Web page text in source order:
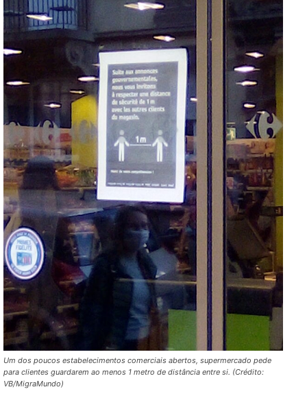
Um dos poucos estabelecimentos comerciais abertos, supermercado pede
para clientes guardarem ao menos 1 metro de distância entre si. (Crédito:
VB/MigraMundo)